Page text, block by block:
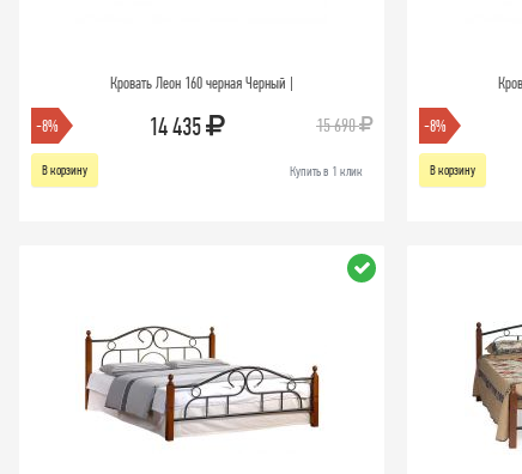
Кровать Леон 160 черная Черный |
-8% 14 435 15 690
В корзину Купить в 1 клик
-8%
В корзину